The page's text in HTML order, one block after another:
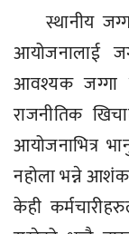
स्थानीय
आयोजनालाई
आवश्यक जग्गा
राजनीतिक
आयोजनाभित्र
नहोला भन्ने
केही